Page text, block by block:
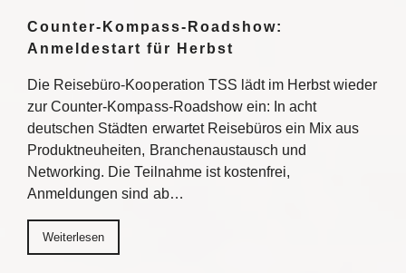
Counter-Kompass-Roadshow:
Anmeldestart für Herbst
Die Reisebüro-Kooperation TSS lädt im Herbst wieder
zur Counter-Kompass-Roadshow ein: In acht
deutschen Städten erwartet Reisebüros ein Mix aus
Produktneuheiten, Branchenaustausch und
Networking. Die Teilnahme ist kostenfrei,
Anmeldungen sind ab…
Weiterlesen